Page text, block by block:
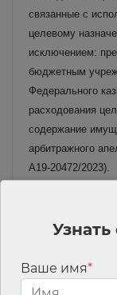
связанные с
целевому
исключением:
бюджетным
Федерального
расходования
содержание
арбитражного
А19-20472/2023).
работнику
проезд и провоз
Ваше имя*